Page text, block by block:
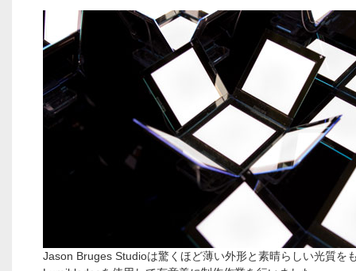
Jason Bruges Studioは驚くほど薄い外形と素晴らしい光質を